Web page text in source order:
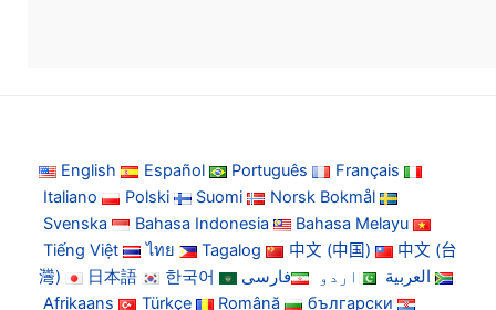
English Español Português
Français
Italiano
Polski Suomi
Norsk Bokmål
Svenska
Bahasa Indonesia
Bahasa Melayu
Tiếng Việt
ไทย Tagalog 中文 (中国)
中文 (台
灣)
日本語 한국어 العربية اردو
فارسی
Afrikaans
Türkçe Română
български